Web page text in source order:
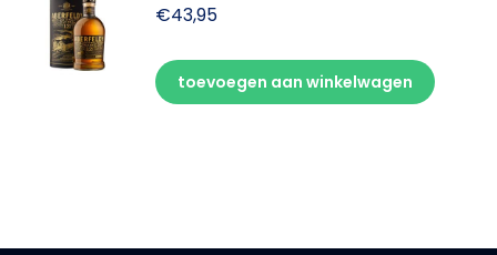
€43,95
toevoegen aan winkelwagen